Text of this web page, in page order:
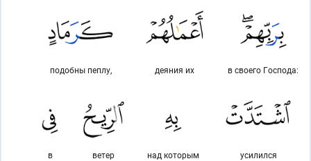
в своего Господа:
деяния их
подобны пеплу,
усилился
над которым
ветер
в